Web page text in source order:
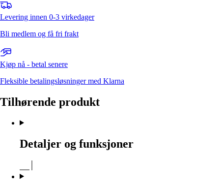
Levering innen 0-3 virkedager
Bli medlem og få fri frakt
Kjøp nå - betal senere
Fleksible betalingsløsninger med Klarna
Tilhørende produkt
Detaljer og funksjoner